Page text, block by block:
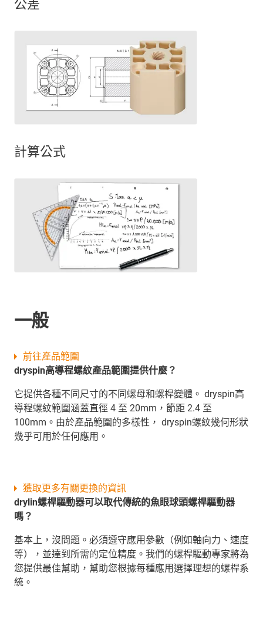
公差
計算公式
一般
dryspin高導程螺紋產品範圍提供什麼？
它提供各種不同尺寸的不同螺母和螺桿變體。 dryspin高
導程螺紋範圍涵蓋直徑 4 至 20mm，節距 2.4 至
100mm。由於產品範圍的多樣性， dryspin螺紋幾何形狀
幾乎可用於任何應用。
前往產品範圍
drylin螺桿驅動器可以取代傳統的魚眼球頭螺桿驅動器
嗎？
基本上，沒問題。必須遵守應用參數（例如軸向力、速度
等），並達到所需的定位精度。我們的螺桿驅動專家將為
您提供最佳幫助，幫助您根據每種應用選擇理想的螺桿系
統。
獲取更多有關更換的資訊